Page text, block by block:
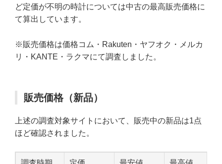
ど定価が不明の時計については中古の最高販売価格に
て算出しています。
※販売価格は価格コム・Rakuten・ヤフオク・メルカ
リ・KANTE・ラクマにて調査しました。
販売価格（新品）
上述の調査対象サイトにおいて、販売中の新品は1点
ほど確認されました。